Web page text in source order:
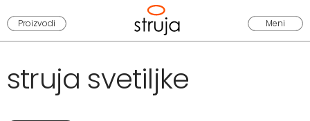
Proizvodi Meni
struja svetiljke